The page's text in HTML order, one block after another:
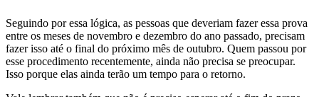
Seguindo por essa lógica, as pessoas que deveriam fazer essa prova
entre os meses de novembro e dezembro do ano passado, precisam
fazer isso até o final do próximo mês de outubro. Quem passou por
esse procedimento recentemente, ainda não precisa se preocupar.
Isso porque elas ainda terão um tempo para o retorno.